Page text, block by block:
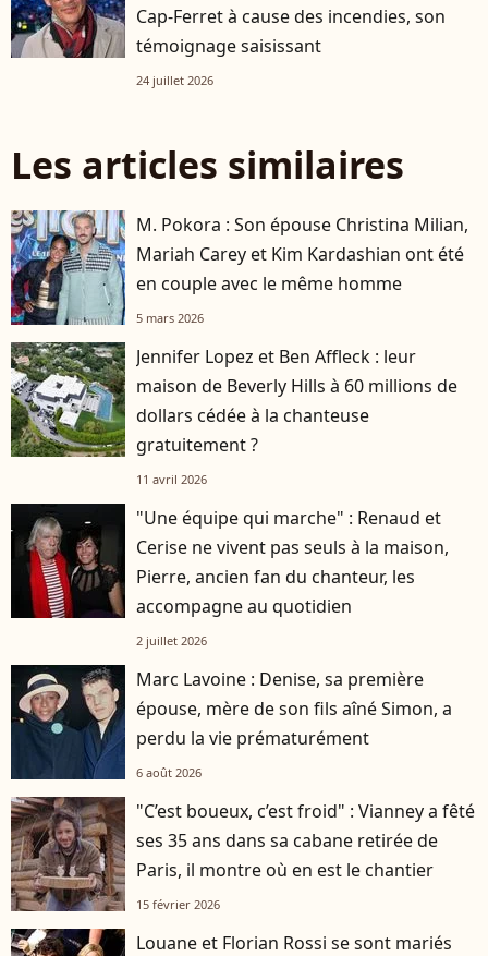
Cap-Ferret à cause des incendies, son
témoignage saisissant
24 juillet 2026
Les articles similaires
M. Pokora : Son épouse Christina Milian,
Mariah Carey et Kim Kardashian ont été
en couple avec le même homme
5 mars 2026
Jennifer Lopez et Ben Affleck : leur
maison de Beverly Hills à 60 millions de
dollars cédée à la chanteuse
gratuitement ?
11 avril 2026
"Une équipe qui marche" : Renaud et
Cerise ne vivent pas seuls à la maison,
Pierre, ancien fan du chanteur, les
accompagne au quotidien
2 juillet 2026
Marc Lavoine : Denise, sa première
épouse, mère de son fils aîné Simon, a
perdu la vie prématurément
6 août 2026
"C’est boueux, c’est froid" : Vianney a fêté
ses 35 ans dans sa cabane retirée de
Paris, il montre où en est le chantier
15 février 2026
Louane et Florian Rossi se sont mariés